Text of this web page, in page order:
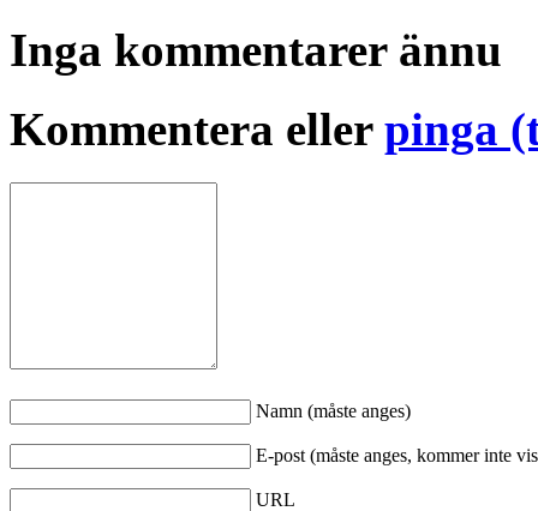
Inga kommentarer ännu
Kommentera eller pinga
Namn (måste anges)
E-post (måste anges, kommer inte
URL